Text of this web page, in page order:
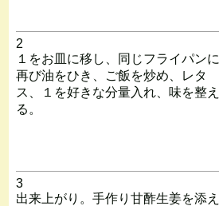
2
１をお皿に移し、同じフライパンに
再び油をひき、ご飯を炒め、レタ
ス、１を好きな分量入れ、味を整え
る。
3
出来上がり。手作り甘酢生姜を添え